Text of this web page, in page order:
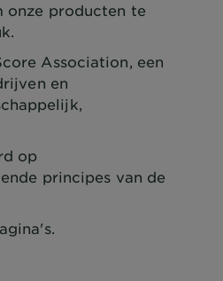
onze producten te
Association, een
en
op
principes van de